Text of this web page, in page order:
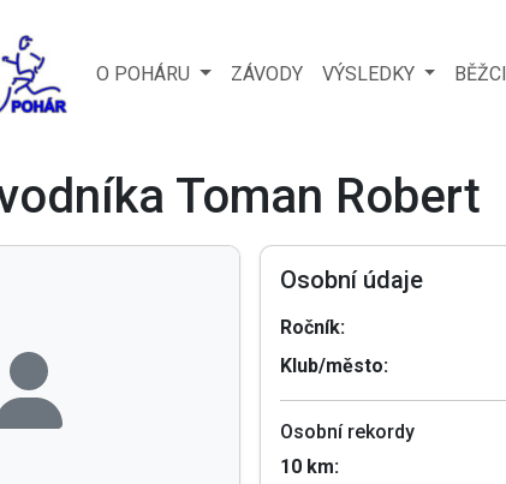
O POHÁRU ZÁVODY VÝSLEDKY BĚŽCI
Toman Robert
Osobní údaje
Ročník:
Klub/město:
Osobní rekordy
10 km: